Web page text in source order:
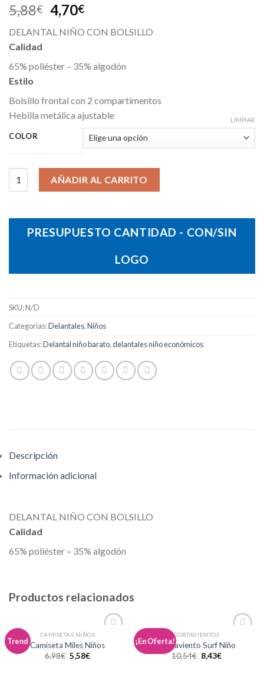
5,88€ 4,70€
DELANTAL NIÑO CON BOLSILLO
Calidad
65% poliéster – 35% algodón
Estilo
Bolsillo frontal con 2 compartimentos
Hebilla metálica ajustable
COLOR
LIMPIAR
Delantal Gala Niño cantidad
AÑADIR AL CARRITO
PRESUPUESTO CANTIDAD - CON/SIN
LOGO
SKU:N/D
Categorías:Delantales,Niños
Etiquetas:Delantal niño barato,delantales niño económicos
Descripción
Información adicional
DELANTAL NIÑO CON BOLSILLO
Calidad
65% poliéster – 35% algodón
Productos relacionados
Trend
a la
CAMISETAS NIÑOS
Camiseta Miles Niños
6,98€ 5,58€
¡En Oferta!
a la
CORTAVIENTOS
Cortaviento Surf Niño
10,54€ 8,43€